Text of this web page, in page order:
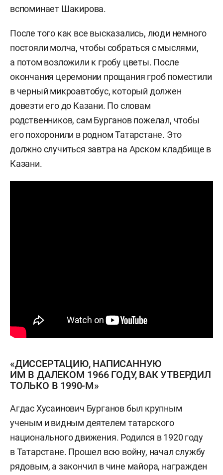
вспоминает Шакирова.
После того как все высказались, люди немного
постояли молча, чтобы собраться с мыслями,
а потом возложили к гробу цветы. После
окончания церемонии прощания гроб поместили
в черный микроавтобус, который должен
довезти его до Казани. По словам
родственников, сам Бурганов пожелал, чтобы
его похоронили в родном Татарстане. Это
должно случиться завтра на Арском кладбище в
Казани.
«ДИССЕРТАЦИЮ, НАПИСАННУЮ
ИМ В ДАЛЕКОМ 1966 ГОДУ, ВАК УТВЕРДИЛ
ТОЛЬКО В 1990-М»
Агдас Хусаинович Бурганов был крупным
ученым и видным деятелем татарского
национального движения. Родился в 1920 году
в Татарстане. Прошел всю войну, начал службу
рядовым, а закончил в чине майора, награжден